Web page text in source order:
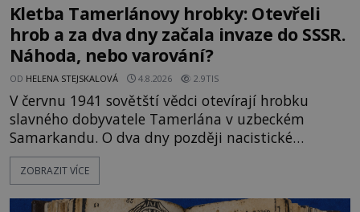
Kletba Tamerlánovy hrobky: Otevřeli
hrob a za dva dny začala invaze do SSSR.
Náhoda, nebo varování?
OD HELENA STEJSKALOVÁ 4.8.2026 2.9TIS
V červnu 1941 sovětští vědci otevírají hrobku
slavného dobyvatele Tamerlána v uzbeckém
Samarkandu. O dva dny později nacistické
Německo zahajuje operaci Barbarossa a napadá
Sovětský svaz. Shoda dat je natolik zarážející, že se
ZOBRAZIT VÍCE